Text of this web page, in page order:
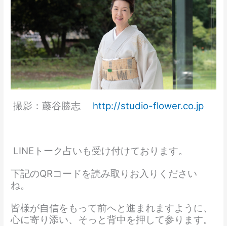
撮影：藤谷勝志 http://studio-flower.co.jp
LINEトーク占いも受け付けております。
下記のQRコードを読み取りお入りください
ね。
皆様が自信をもって前へと進まれますように、
心に寄り添い、そっと背中を押して参ります。